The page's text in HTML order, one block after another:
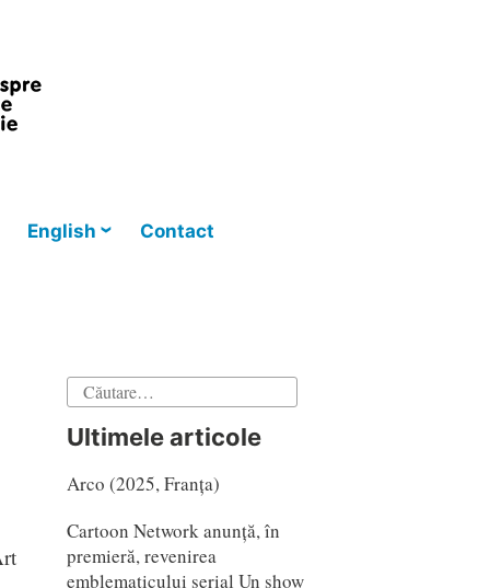
English Contact
Caută
Ultimele articole
Arco (2025, Franța)
Cartoon Network anunță, în
premieră, revenirea
emblematicului serial Un show